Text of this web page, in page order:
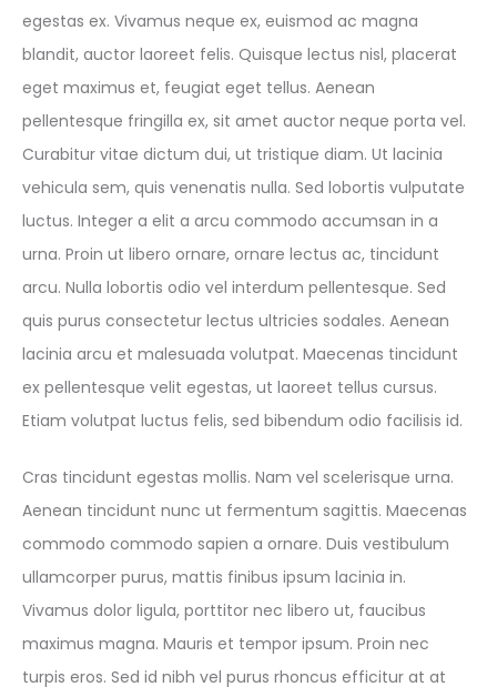
egestas ex. Vivamus neque ex, euismod ac magna
blandit, auctor laoreet felis. Quisque lectus nisl, placerat
eget maximus et, feugiat eget tellus. Aenean
pellentesque fringilla ex, sit amet auctor neque porta vel.
Curabitur vitae dictum dui, ut tristique diam. Ut lacinia
vehicula sem, quis venenatis nulla. Sed lobortis vulputate
luctus. Integer a elit a arcu commodo accumsan in a
urna. Proin ut libero ornare, ornare lectus ac, tincidunt
arcu. Nulla lobortis odio vel interdum pellentesque. Sed
quis purus consectetur lectus ultricies sodales. Aenean
lacinia arcu et malesuada volutpat. Maecenas tincidunt
ex pellentesque velit egestas, ut laoreet tellus cursus.
Etiam volutpat luctus felis, sed bibendum odio facilisis id.
Cras tincidunt egestas mollis. Nam vel scelerisque urna.
Aenean tincidunt nunc ut fermentum sagittis. Maecenas
commodo commodo sapien a ornare. Duis vestibulum
ullamcorper purus, mattis finibus ipsum lacinia in.
Vivamus dolor ligula, porttitor nec libero ut, faucibus
maximus magna. Mauris et tempor ipsum. Proin nec
turpis eros. Sed id nibh vel purus rhoncus efficitur at at